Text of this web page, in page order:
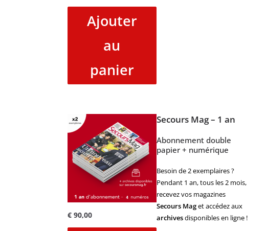
Ajouter
au
panier
€ 90,00
Secours Mag – 1 an
Abonnement double
papier + numérique
Besoin de 2 exemplaires ?
Pendant 1 an, tous les 2 mois,
recevez vos magazines
Secours Maget accédez aux
archivesdisponibles en ligne !